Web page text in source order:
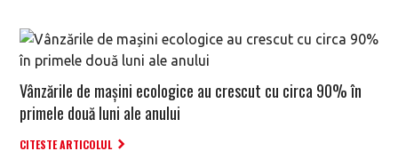
Vânzările de mașini ecologice au crescut cu circa 90% în
primele două luni ale anului
CITESTE ARTICOLUL